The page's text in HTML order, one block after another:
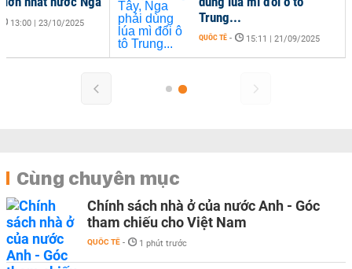
13:00 | 23/10/2025
Trung...
QUỐC TẾ - 15:11 | 21/09/2025
Cùng chuyên mục
Chính sách nhà ở của nước Anh - Góc
tham chiếu cho Việt Nam
QUỐC TẾ - 1 phút trước